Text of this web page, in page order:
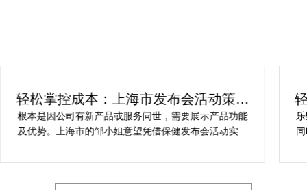
轻松掌控成本：上海市发布会活动策划
方案指南
根本是因公司有新产品或服务问世，需要展示产品功能
及优势。上海市的邹小姐意望凭借保健发布会活动实现
占有率。在策划时间里却遇到这些难题缺乏专业的产品